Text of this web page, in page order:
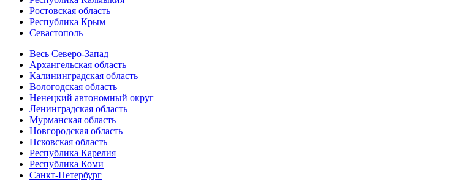
Ростовская область
Республика Крым
Севастополь
Весь Северо-Запад
Архангельская область
Калининградская область
Вологодская область
Ненецкий автономный округ
Ленинградская область
Мурманская область
Новгородская область
Псковская область
Республика Карелия
Республика Коми
Санкт-Петербург